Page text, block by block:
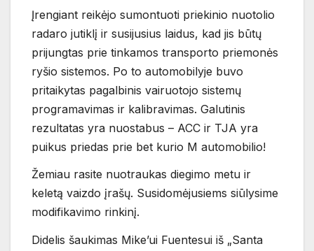
Įrengiant reikėjo sumontuoti priekinio nuotolio
radaro jutiklį ir susijusius laidus, kad jis būtų
prijungtas prie tinkamos transporto priemonės
ryšio sistemos. Po to automobilyje buvo
pritaikytas pagalbinis vairuotojo sistemų
programavimas ir kalibravimas. Galutinis
rezultatas yra nuostabus – ACC ir TJA yra
puikus priedas prie bet kurio M automobilio!
Žemiau rasite nuotraukas diegimo metu ir
keletą vaizdo įrašų. Susidomėjusiems siūlysime
modifikavimo rinkinį.
Didelis šaukimas Mike’ui Fuentesui iš „Santa